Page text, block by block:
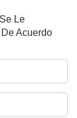
Le
Acuerdo